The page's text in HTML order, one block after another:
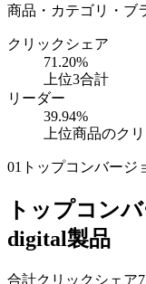
商品・カテゴリ・ブ
クリックシェア
71.20%
上位3合計
リーダー
39.94%
上位商品のク
01 トップコンバージ
トップコン
digital製品
合計クリックシェア